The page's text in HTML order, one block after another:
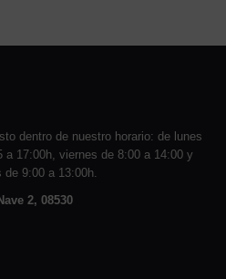
dentro de nuestro horario: de lunes
17:00h, viernes de 8:00 a 14:00 y
9:00 a 13:00h.
2, 08530